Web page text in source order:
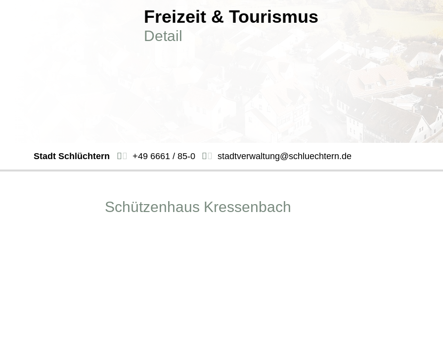
Freizeit & Tourismus
Detail
Stadt Schlüchtern +49 6661 / 85-0 stadtverwaltung@schluechtern.de
Schützenhaus Kressenbach